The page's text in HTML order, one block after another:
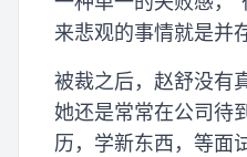
来悲观的事情就是并
被裁之后，赵舒没有
她还是常常在公司待
历，学新东西，等面